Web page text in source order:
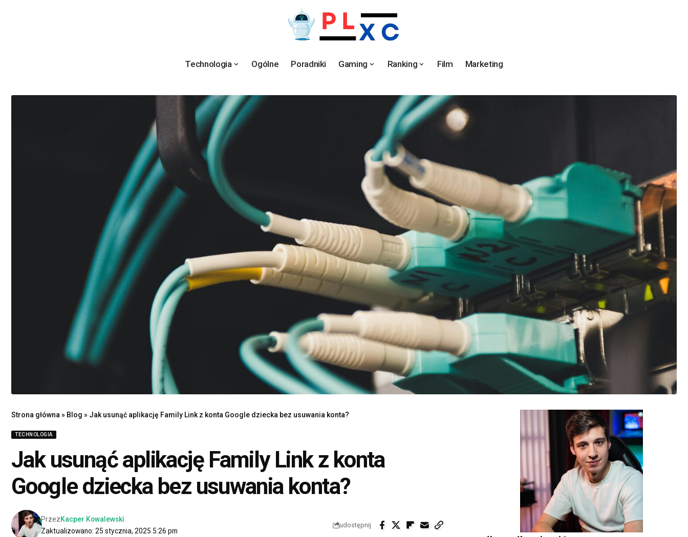
Technologia Ogólne Poradniki Gaming Ranking Film Marketing
Strona główna » Blog » Jak usunąć aplikację Family Link z konta Google dziecka bez usuwania konta?
TECHNOLOGIA
Jak usunąć aplikację Family Link z konta
Google dziecka bez usuwania konta?
Zaktualizowano: 25 stycznia, 2025 5:26 pm
PrzezKacper Kowalewski
udostępnij